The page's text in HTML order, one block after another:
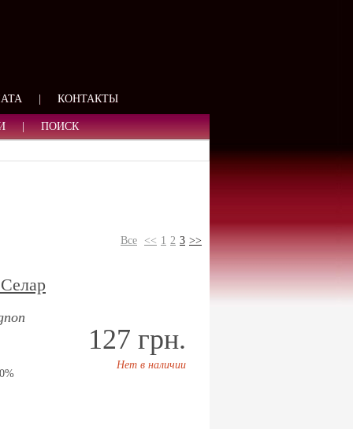
КОНТАКТЫ
ПОИСК
Все
<< 1 2 3 >>
127 грн.
Нет в наличии